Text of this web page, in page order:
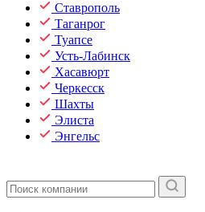
Ставрополь
Таганрог
Туапсе
Усть-Лабинск
Хасавюрт
Черкесск
Шахты
Элиста
Энгельс